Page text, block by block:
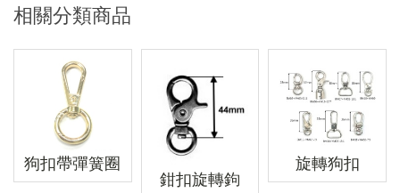
相關分類商品
狗扣帶彈簧圈
鉗扣旋轉鉤
旋轉狗扣